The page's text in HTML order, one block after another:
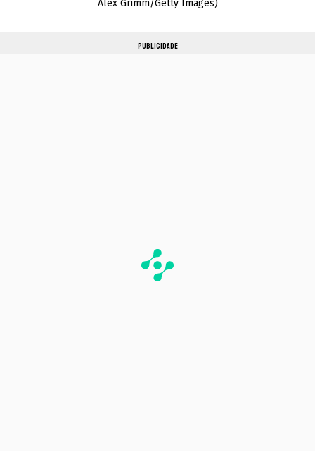
Alex Grimm/Getty Images)
PUBLICIDADE